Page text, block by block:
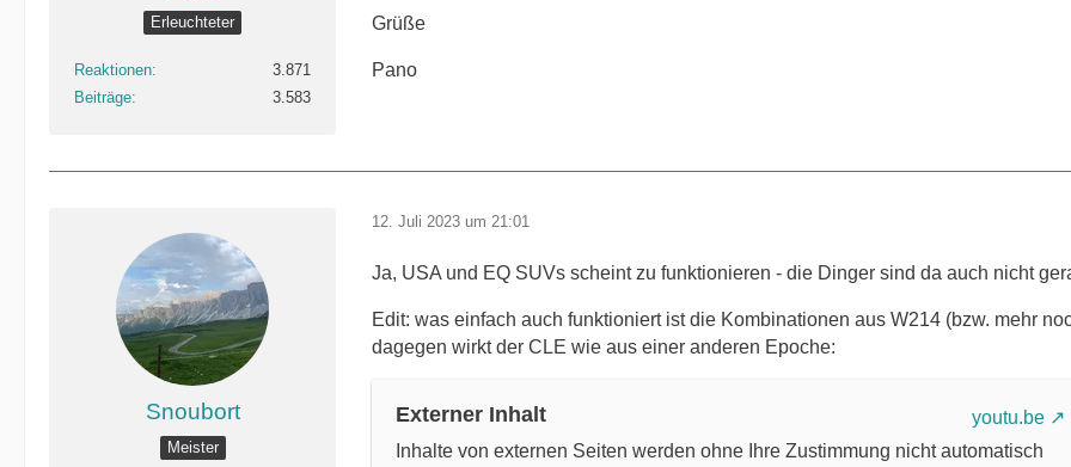
Erleuchteter
Reaktionen
3.871
Beiträge
3.583
Grüße
Pano
Snoubort
Meister
12. Juli 2023 um 21:01
Ja, USA und EQ SUVs scheint zu funktionieren - die Dinger sind da auch nicht
Edit: was einfach auch funktioniert ist die Kombinationen aus W214 (bzw. mehr
dagegen wirkt der CLE wie aus einer anderen Epoche:
Externer Inhalt
youtu.be
Inhalte von externen Seiten werden ohne Ihre Zustimmung nicht automatisch